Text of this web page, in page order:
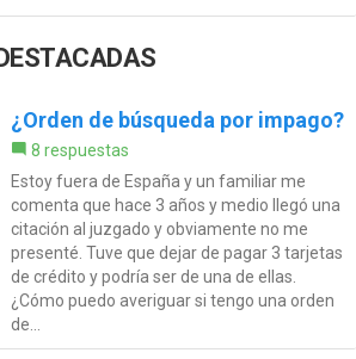
¿Orden de búsqueda por impago?
8 respuestas
Estoy fuera de España y un familiar me
comenta que hace 3 años y medio llegó una
citación al juzgado y obviamente no me
presenté. Tuve que dejar de pagar 3 tarjetas
de crédito y podría ser de una de ellas.
¿Cómo puedo averiguar si tengo una orden
de...